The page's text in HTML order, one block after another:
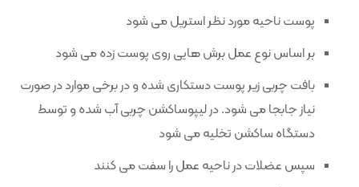
پوست ناحیه مورد نظر استریل می شود
بر اساس نوع عمل برش هایی روی پوست زده می شود
بافت چربی زیر پوست دستکاری شده و در برخی موارد در صورت
نیاز جابجا می شود. در لیپوساکشن چربی آب شده و توسط
دستگاه ساکشن تخلیه می شود
سپس عضلات در ناحیه عمل را سفت می کنند